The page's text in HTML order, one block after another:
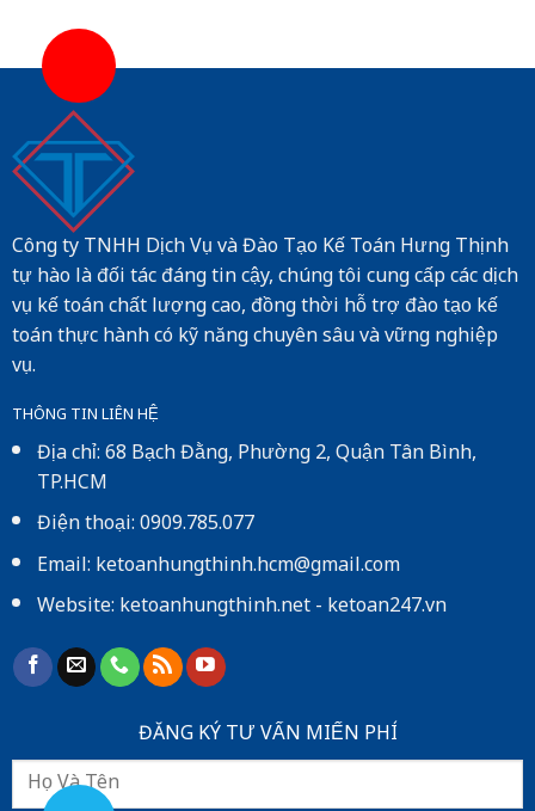
Công ty TNHH Dịch Vụ và Đào Tạo Kế Toán Hưng Thịnh
tự hào là đối tác đáng tin cậy, chúng tôi cung cấp các dịch
vụ kế toán chất lượng cao, đồng thời hỗ trợ đào tạo kế
toán thực hành có kỹ năng chuyên sâu và vững nghiệp
vụ.
THÔNG TIN LIÊN HỆ
Địa chỉ: 68 Bạch Đằng, Phường 2, Quận Tân Bình,
TP.HCM
Điện thoại: 0909.785.077
Email: ketoanhungthinh.hcm@gmail.com
Website:ketoanhungthinh.net-ketoan247.vn
ĐĂNG KÝ TƯ VẤN MIẾN PHÍ